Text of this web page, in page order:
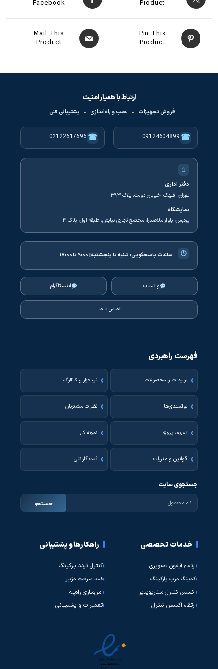
Product
Facebook
Pin This
Product
Mail This
Product
ارتباط با همیار امنیت
فروش تجهیزات • نصب و راه‌اندازی • پشتیبانی فنی
☎
09124604899
☎
02122617696
⌂
دفتر اداری
تهران، قلهک، خیابان دولت، پلاک ۳۹۳
نمایشگاه
پردیس، بلوار ملاصدرا، مجتمع تجاری نیایش، طبقه اول، پلاک ۴
◷ ساعات پاسخگویی:شنبه تا پنجشنبه | ۹:۰۰ تا ۱۷:۰۰
واتساپ اینستاگرام
تماس با ما
فهرست راهبردی
تولیدات و محصولات نرم‌افزار و کاتالوگ
توانمندی‌ها نظرات مشتریان
تعریف پروژه نمونه کار
قوانین و مقررات ثبت گارانتی
جستجوی سایت
جستجو
خدمات تخصصی
ارتقاء آیفون تصویری
کدینگ درب پارکینگ
اکسس کنترل سناریوپذیر
ارتقاء اکسس کنترل
راهکارها و پشتیبانی
کنترل تردد پارکینگ
ضد سرقت دژیار
امن‌سازی راه‌پله
تعمیرات و پشتیبانی